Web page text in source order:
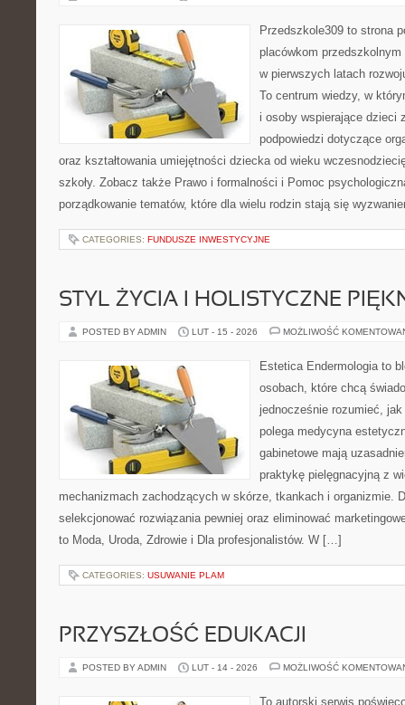
Przedszkole309 to strona
placówkom
w pierwszych latach
To centrum wiedzy, w
i osoby wspierające dzieci
podpowiedzi dotyczące
oraz kształtowania umiejętności dziecka od wieku
szkoły. Zobacz także Prawo i formalności i Pomoc
porządkowanie tematów, które dla wielu rodzin stają się
CATEGORIES: FUNDUSZE INWESTYCYJNE
STYL ŻYCIA I HOLISTYCZNE
POSTED BY ADMIN LUT - 15 - 2026 MOŻLIWOŚĆ
Estetica Endermologia to
osobach, które chcą
jednocześnie rozumieć,
polega medycyna
gabinetowe mają
praktykę pielęgnacyjną z
mechanizmach zachodzących w skórze, tkankach i organizmie.
selekcjonować rozwiązania pewniej oraz eliminować
to Moda, Uroda, Zdrowie i Dla profesjonalistów. W […]
CATEGORIES: USUWANIE PLAM
PRZYSZŁOŚĆ EDUKACJI
POSTED BY ADMIN LUT - 14 - 2026 MOŻLIWOŚĆ
To autorski serwis